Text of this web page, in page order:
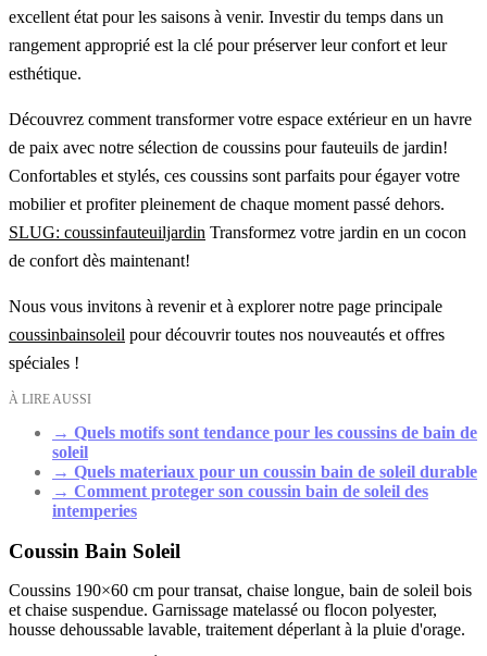
excellent état pour les saisons à venir. Investir du temps dans un
rangement approprié est la clé pour préserver leur confort et leur
esthétique.
Découvrez comment transformer votre espace extérieur en un havre
de paix avec notre sélection de coussins pour fauteuils de jardin!
Confortables et stylés, ces coussins sont parfaits pour égayer votre
mobilier et profiter pleinement de chaque moment passé dehors.
SLUG: coussinfauteuiljardin Transformez votre jardin en un cocon
de confort dès maintenant!
Nous vous invitons à revenir et à explorer notre page principale
coussinbainsoleil pour découvrir toutes nos nouveautés et offres
spéciales !
À LIRE AUSSI
→ Quels motifs sont tendance pour les coussins de bain de
soleil
→ Quels materiaux pour un coussin bain de soleil durable
→ Comment proteger son coussin bain de soleil des
intemperies
Coussin Bain Soleil
Coussins 190×60 cm pour transat, chaise longue, bain de soleil bois
et chaise suspendue. Garnissage matelassé ou flocon polyester,
housse dehoussable lavable, traitement déperlant à la pluie d'orage.